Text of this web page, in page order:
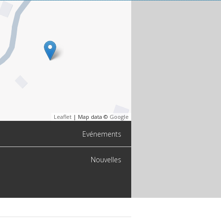
Leaflet| Map data © Google
Evénements
Nouvelles